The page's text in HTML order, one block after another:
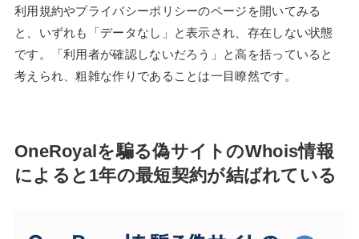
利用規約やプライバシーポリシーのページを開いてみる
と、いずれも「データなし」と表示され、存在しない状態
です。「利用者が確認しないだろう」と高を括っていると
考えられ、粗雑な作りであることは一目瞭然です。
OneRoyalを騙る偽サイトのWhois情報
によると1年の最短契約が結ばれている